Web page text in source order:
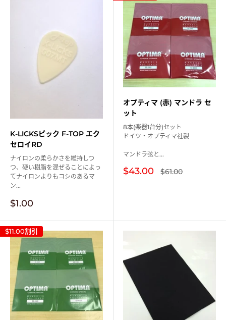
K-LICKSピック F-TOP エク
セロイRD
ナイロンの柔らかさを維持しつ
つ、硬い樹脂を混ぜることによっ
てナイロンよりもコシのあるマ
ン...
販
売
価
格
$1.00
オプティマ (赤) マンドラ セ
ット
8本(楽器1台分)セット
ドイツ・オプティマ社製
マンドラ弦と...
販
$43.00 通
常
$61.00
$11.00割引